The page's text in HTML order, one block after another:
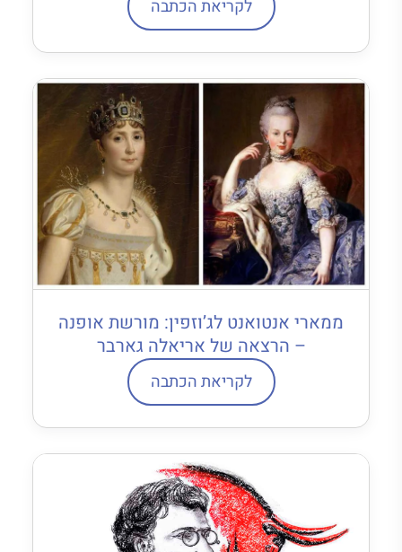
לקריאת הכתבה
ממארי אנטואנט לג’וזפין: מורשת אופנה
– הרצאה של אריאלה גארבר
לקריאת הכתבה